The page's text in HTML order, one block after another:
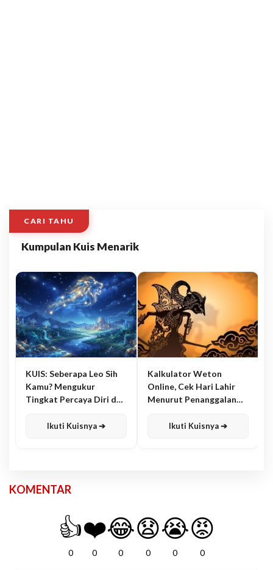
CARI TAHU
Kumpulan Kuis Menarik
KUIS: Seberapa Leo Sih
Kamu? Mengukur
Tingkat Percaya Diri dan
Ikuti Kuisnya ➔
Kalkulator Weton
Online, Cek Hari Lahir
Menurut Penanggalan
Ikuti Kuisnya ➔
KOMENTAR
👍
0
❤️
0
😂
0
😧
0
😭
0
😡
0